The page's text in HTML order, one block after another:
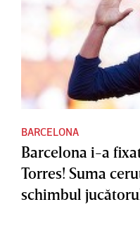
BARCELONA
Barcelona i-a
Torres! Suma
schimbul